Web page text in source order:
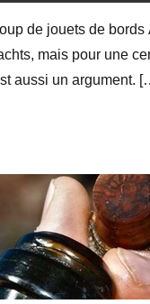
de jouets de
mais pour une
aussi un argument.